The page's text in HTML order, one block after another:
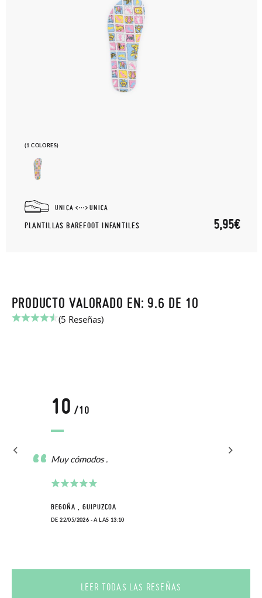
(1 COLORES)
UNICA UNICA
PLANTILLAS BAREFOOT INFANTILES 5,95€
PRODUCTO VALORADO EN: 9.6 DE 10
(5 Reseñas)
10 /10
Muy cómodos .
BEGOÑA , GUIPUZCOA
DE 22/05/2026 - A LAS 13:10
LEER TODAS LAS RESEÑAS